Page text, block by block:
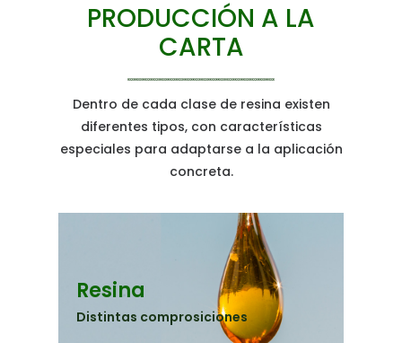
PRODUCCIÓN A LA
CARTA
Dentro de cada clase de resina existen
diferentes tipos, con características
especiales para adaptarse a la aplicación
concreta.
Resina
Distintas comprosiciones